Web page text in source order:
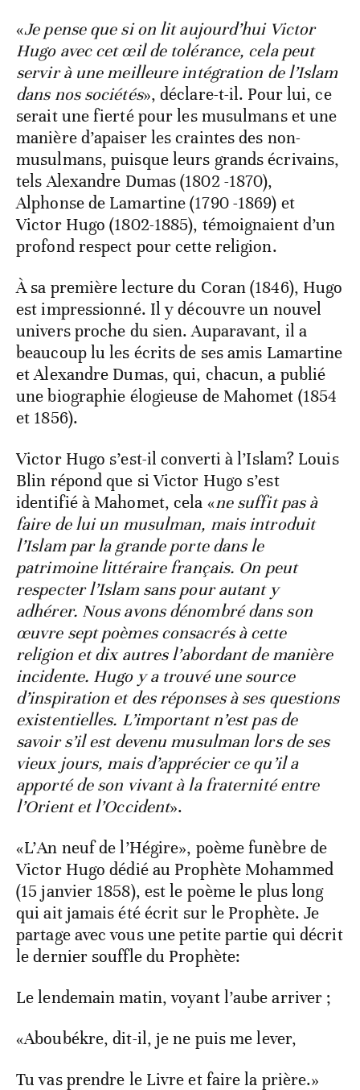
«Je pense que si on lit aujourd’hui Victor
Hugo avec cet œil de tolérance, cela peut
servir à une meilleure intégration de l’Islam
dans nos sociétés», déclare-t-il. Pour lui, ce
serait une fierté pour les musulmans et une
manière d’apaiser les craintes des non-
musulmans, puisque leurs grands écrivains,
tels Alexandre Dumas (1802 -1870),
Alphonse de Lamartine (1790 -1869) et
Victor Hugo (1802-1885), témoignaient d’un
profond respect pour cette religion.
À sa première lecture du Coran (1846), Hugo
est impressionné. Il y découvre un nouvel
univers proche du sien. Auparavant, il a
beaucoup lu les écrits de ses amis Lamartine
et Alexandre Dumas, qui, chacun, a publié
une biographie élogieuse de Mahomet (1854
et 1856).
Victor Hugo s’est-il converti à l’Islam? Louis
Blin répond que si Victor Hugo s’est
identifié à Mahomet, cela «ne suffit pas à
faire de lui un musulman, mais introduit
l’Islam par la grande porte dans le
patrimoine littéraire français. On peut
respecter l’Islam sans pour autant y
adhérer. Nous avons dénombré dans son
œuvre sept poèmes consacrés à cette
religion et dix autres l’abordant de manière
incidente. Hugo y a trouvé une source
d’inspiration et des réponses à ses questions
existentielles. L’important n’est pas de
savoir s’il est devenu musulman lors de ses
vieux jours, mais d’apprécier ce qu’il a
apporté de son vivant à la fraternité entre
l’Orient et l’Occident».
«L’An neuf de l’Hégire», poème funèbre de
Victor Hugo dédié au Prophète Mohammed
(15 janvier 1858), est le poème le plus long
qui ait jamais été écrit sur le Prophète. Je
partage avec vous une petite partie qui décrit
le dernier souffle du Prophète:
Le lendemain matin, voyant l’aube arriver ;
«Aboubékre, dit-il, je ne puis me lever,
Tu vas prendre le Livre et faire la prière.»